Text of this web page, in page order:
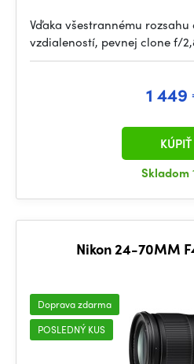
Vďaka všestrannému
vzdialeností, pevnej clone f/
1
Skladom
KÚPIŤ
Nikon 24-70MM
Doprava zdarma
POSLEDNÝ KUS